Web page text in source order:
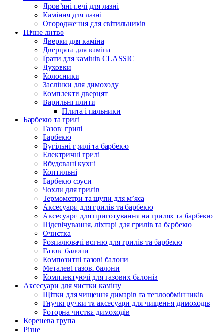
Дров’яні печі для лазні
Каміння для лазні
Огородження для світильників
Пічне литво
Дверки для каміна
Дверцята для каміна
Ґрати для камінів CLASSIC
Духовки
Колосники
Заслінки для димоходу
Комплекти дверцят
Варильні плити
Плита і пальники
Барбекю та грилі
Газові грилі
Барбекю
Вугільні грилі та барбекю
Електричні грилі
Вбудовані кухні
Коптильні
Барбекю соуси
Чохли для грилів
Термометри та щупи для м’яса
Аксесуари для грилів та барбекю
Аксесуари для приготування на грилях та барбекю
Підсвічування, ліхтарі для грилів та барбекю
Очистка
Розпалювачі вогню для грилів та барбекю
Газові балони
Композитні газові балони
Металеві газові балони
Комплектуючі для газових балонів
Аксесуари для чистки каміну
Щітки для чищення димарів та теплообмінників
Гнучкі ручки та аксесуари для чищення димоходів
Роторна чистка димоходів
Коренева група
Різне